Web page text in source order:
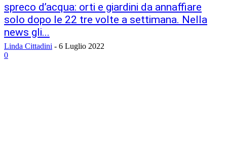
spreco d’acqua: orti e giardini da annaffiare
solo dopo le 22 tre volte a settimana. Nella
news gli...
Linda Cittadini - 6 Luglio 2022
0